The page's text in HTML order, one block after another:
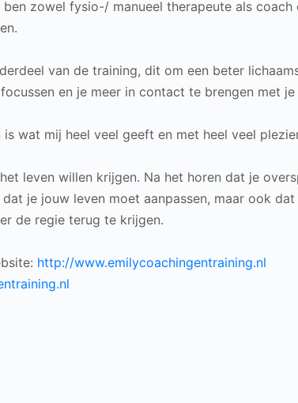
zowel fysio-/ manueel therapeute als
van de training, dit om een beter
en je meer in contact te brengen met
wat mij heel veel geeft en met heel veel
leven willen krijgen. Na het horen dat je
je jouw leven moet aanpassen, maar ook
de regie terug te krijgen.
http://www.emilycoachingentraining.nl